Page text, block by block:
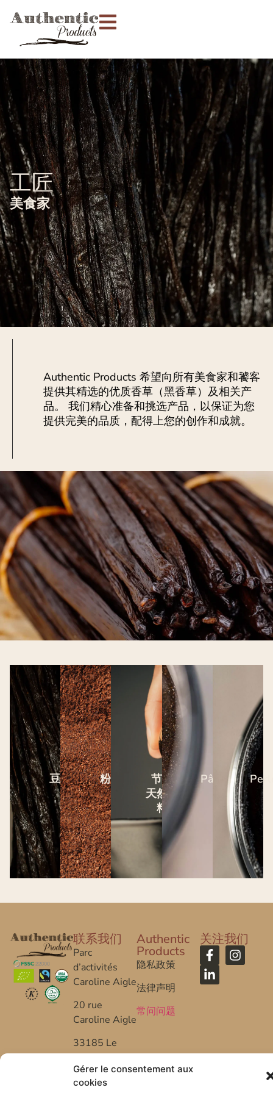
Gérer le consentement aux
cookies
工匠
美食家
Authentic Products 希望向所有美食家和饕客
提供其精选的优质香草（黑香草）及相关产
品。 我们精心准备和挑选产品，以保证为您
提供完美的品质，配得上您的创作和成就。
豆荚 粉末
节选
天然香
料
Pâte
联系我们
Parc
d’activités
Caroline Aigle
20 rue
Caroline Aigle
33185 Le
Haillan –
FRANCE
Authentic
Products
隐私政策
法律声明
常问问题
关注我们